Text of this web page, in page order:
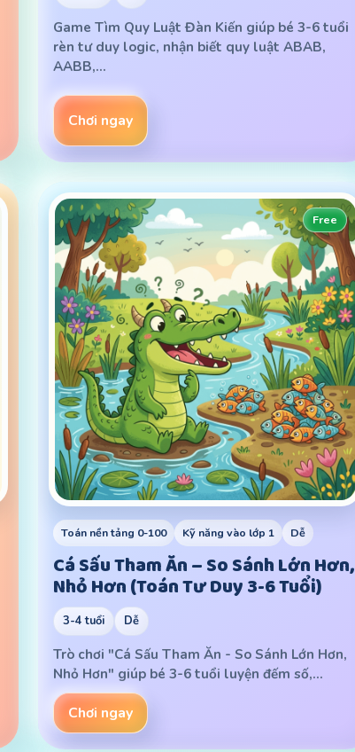
Game Tìm Quy Luật Đàn Kiến giúp bé 3-6 tuổi
rèn tư duy logic, nhận biết quy luật ABAB,
AABB,…
Chơi ngay
Free
Toán nền tảng 0-100 Kỹ năng vào lớp 1 Dễ
Cá Sấu Tham Ăn – So Sánh Lớn Hơn,
Nhỏ Hơn (Toán Tư Duy 3-6 Tuổi)
3-4 tuổi Dễ
Trò chơi "Cá Sấu Tham Ăn - So Sánh Lớn Hơn,
Nhỏ Hơn" giúp bé 3-6 tuổi luyện đếm số,…
Chơi ngay